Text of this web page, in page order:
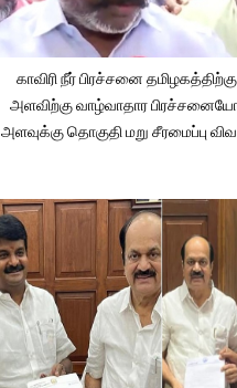
காவிரி நீர் பிரச்சனை
அளவிற்கு வாழ்வாதார
அளவுக்கு தொகுதி மறு சீரமைப்பு